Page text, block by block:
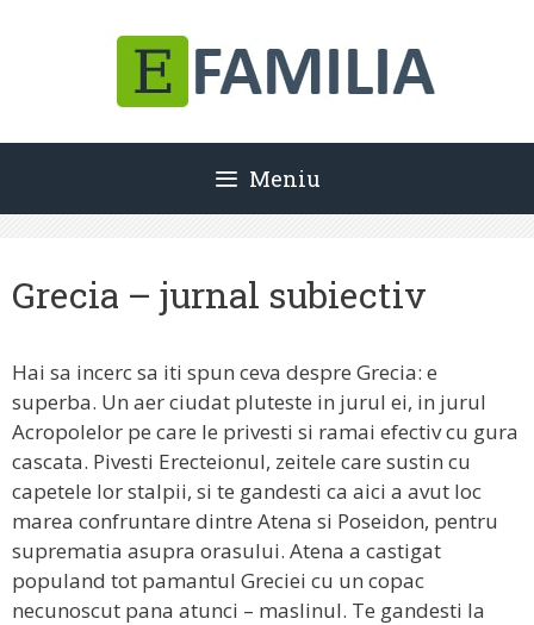
Meniu
Grecia – jurnal subiectiv
Hai sa incerc sa iti spun ceva despre Grecia: e
superba. Un aer ciudat pluteste in jurul ei, in jurul
Acropolelor pe care le privesti si ramai efectiv cu gura
cascata. Pivesti Erecteionul, zeitele care sustin cu
capetele lor stalpii, si te gandesti ca aici a avut loc
marea confruntare dintre Atena si Poseidon, pentru
suprematia asupra orasului. Atena a castigat
populand tot pamantul Greciei cu un copac
necunoscut pana atunci – maslinul. Te gandesti la